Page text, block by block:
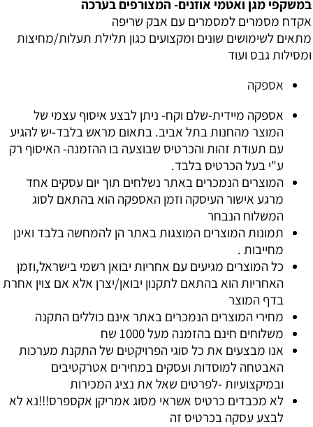
במשקפי מגן ואטמי אוזנים- המצורפים בערכה
אקדח מסמרים למסמרים עם אבק שריפה
מתאים לשימושים שונים ומקצועים כגון תלילת תעלות/מחיצות
ומסילות גבס ועוד
אספקה
אספקה מיידית-שלם וקח- ניתן לבצע איסוף עצמי של
המוצר מהחנות בתל אביב. בתאום מראש בלבד-יש להגיע
עם תעודת זהות והכרטיס שבוצעה בו ההזמנה- האיסוף רק
ע"י בעל הכרטיס בלבד.
המוצרים הנמכרים באתר נשלחים תוך יום עסקים אחד
מרגע אישור העיסקה וזמן האספקה הוא בהתאם לסוג
המשלוח הנבחר
תמונות המוצרים המוצגות באתר הן להמחשה בלבד ואינן
מחייבות .
כל המוצרים מגיעים עם אחריות יבואן רשמי בישראל,וזמן
האחריות הוא בהתאם לתקנון יבואן/יצרן אלא אם צוין אחרת
בדף המוצר
מחירי המוצרים הנמכרים באתר אינם כוללים התקנה
משלוחים חינם בהזמנה מעל 1000 שח
אנו מבצעים את כל סוגי הפרויקטים של התקנת מערכות
האבטחה למוסדות ועסקים במחירים אטרקטיבים
ובמיקצועיות -לפרטים שאל את נציג המכירות
לא מכבדים כרטיס אשראי מסוג אמריקן אקספרס!!!נא לא
לבצע עסקה בכרטיס זה